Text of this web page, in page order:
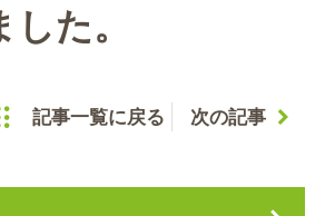
た。
記事一覧に戻る 次の記事